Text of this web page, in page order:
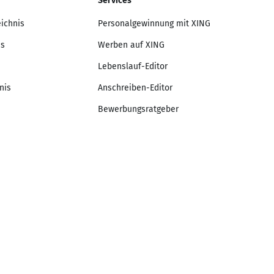
Personalgewinnung mit XING
Werben auf XING
Lebenslauf-Editor
Anschreiben-Editor
Bewerbungsratgeber